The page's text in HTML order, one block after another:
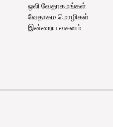
ஒலி வேதாகமங்கள்
வேதாகம மொழிகள்
இன்றைய வசனம்